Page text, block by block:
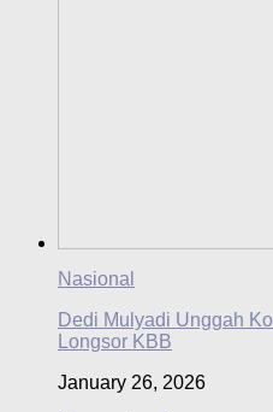
Nasional
Dedi Mulyadi Unggah
Longsor KBB
January 26, 2026